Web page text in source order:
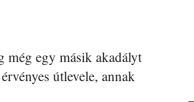
egy másik akadályt
útlevele, annak